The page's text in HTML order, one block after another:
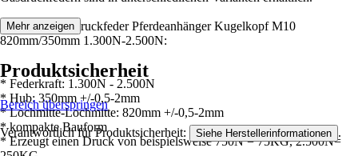
Merkmale Gasdruckfeder Pferdeanhänger Kugelkopf M10
820mm/350mm 1.300N-2.500N:
* Federkraft: 1.300N - 2.500N
* Hub: 350mm +/-0,5-2mm
* Lochmitte-Lochmitte: 820mm +/-0,5-2mm
* kompakte Bauform
* Erzeugt einen Druck von beispielsweise 750N = 75KG, 2.500N=
Mehr anzeigen
Produktsicherheit
Bereich überspringen
Verantwortlich für Produktsicherheit: Siehe Herstellerinformationen .